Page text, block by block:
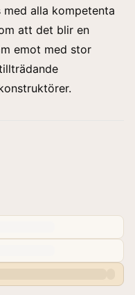
med alla kompetenta
att det blir en
emot med stor